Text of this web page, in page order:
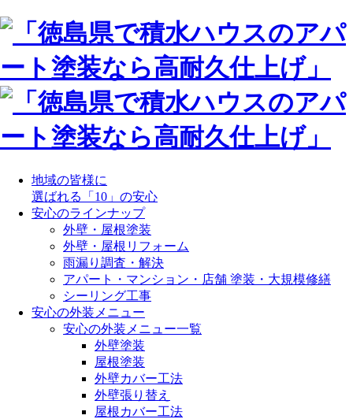
地域の皆様に
選ばれる「10」の安心
安心のラインナップ
外壁・屋根塗装
外壁・屋根リフォーム
雨漏り調査・解決
アパート・マンション・店舗 塗装・大規模修繕
シーリング工事
安心の外装メニュー
安心の外装メニュー一覧
外壁塗装
屋根塗装
外壁カバー工法
外壁張り替え
屋根カバー工法